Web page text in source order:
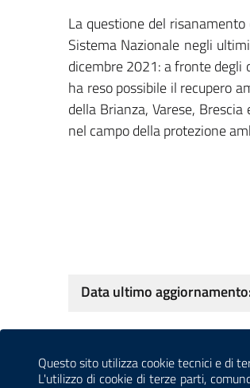
Questo sito utilizza cookie tecnici e di
L'utilizzo di cookie di terze parti,
La questione del
Sistema Nazionale negli
dicembre 2021: a fronte degli
ha reso possibile il recupero
della Brianza, Varese,
nel campo della protezione
Data ultimo
Sezione
CONTATTI